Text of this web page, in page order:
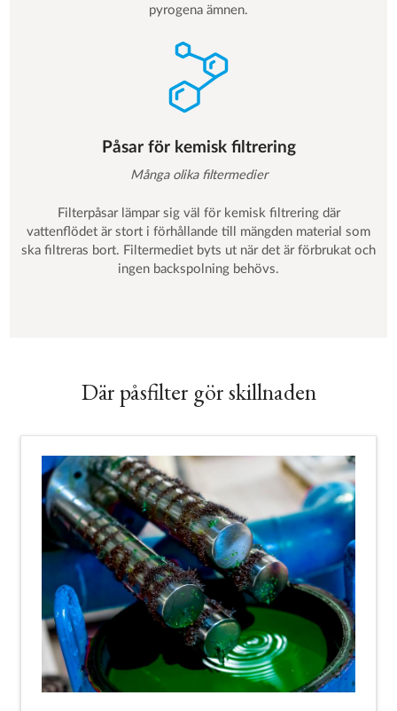
pyrogena ämnen.
Påsar för kemisk filtrering
Många olika filtermedier
Filterpåsar lämpar sig väl för kemisk filtrering där
vattenflödet är stort i förhållande till mängden material som
ska filtreras bort. Filtermediet byts ut när det är förbrukat och
ingen backspolning behövs.
Där påsfilter gör skillnaden